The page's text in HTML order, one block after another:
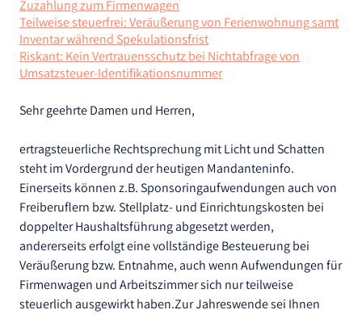
Zuzahlung zum Firmenwagen
Teilweise steuerfrei: Veräußerung von Ferienwohnung samt
Inventar während Spekulationsfrist
Riskant: Kein Vertrauensschutz bei Nichtabfrage von
Umsatzsteuer-Identifikationsnummer
Sehr geehrte Damen und Herren,
ertragsteuerliche Rechtsprechung mit Licht und Schatten
steht im Vordergrund der heutigen Mandanteninfo.
Einerseits können z.B. Sponsoringaufwendungen auch von
Freiberuflern bzw. Stellplatz- und Einrichtungskosten bei
doppelter Haushaltsführung abgesetzt werden,
andererseits erfolgt eine vollständige Besteuerung bei
Veräußerung bzw. Entnahme, auch wenn Aufwendungen für
Firmenwagen und Arbeitszimmer sich nur teilweise
steuerlich ausgewirkt haben.Zur Jahreswende sei Ihnen